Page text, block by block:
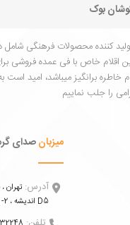
محصولات فرهنگی شامل دفاتر و
خاص با فی عمده فروشی برای
برانگیز میباشد، امید است به این
صدای گرمتان
آدرس:تهران ، م انقلاب